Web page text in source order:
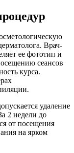
Врач-
ее фототип и
сеансов
курса.
удаление
2 недели до
от посещения
на ярком